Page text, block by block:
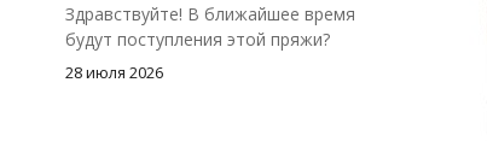
Здравствуйте! В ближайшее время
будут поступления этой пряжи?
28 июля 2026